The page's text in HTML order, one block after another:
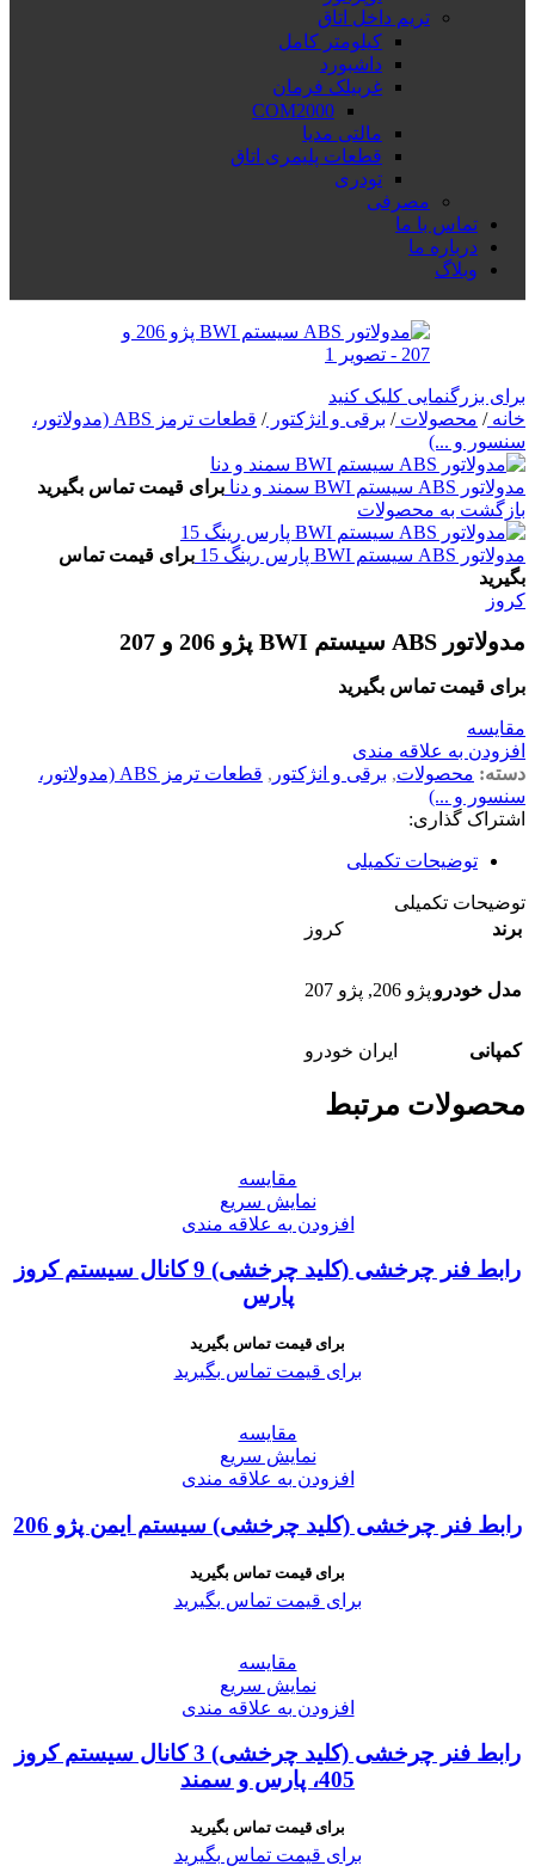
تریم داخل اتاق
کیلومتر کامل
داشبورد
غربیلک فرمان
COM2000
مالتی مدیا
قطعات پلیمری اتاق
تودری
مصرفی
تماس با ما
درباره ما
وبلاگ
برای بزرگنمایی کلیک کنید
خانه/ محصولات/ برقی و انژکتور/
قطعات ترمز ABS (مدولاتور،
سنسور و ...)
مدولاتور ABS سیستم BWI سمند و دنا
برای قیمت تماس بگیرید
بازگشت به محصولات
مدولاتور ABS سیستم BWI پارس رینگ 15
برای قیمت تماس
بگیرید
کروز
مدولاتور ABS سیستم BWI پژو 206 و 207
برای قیمت تماس بگیرید
مقايسه
افزودن به علاقه مندی
دسته: محصولات, برقی و انژکتور ,
قطعات ترمز ABS (مدولاتور،
سنسور و ...)
اشتراک گذاری:
توضیحات تکمیلی
توضیحات تکمیلی
برند
کروز
مدل خودرو پژو 206 , پژو 207
کمپانی ایران خودرو
محصولات مرتبط
مقايسه
نمایش سریع
افزودن به علاقه مندی
رابط فنر چرخشی (کلید چرخشی) 9 کانال سیستم کروز
پارس
برای قیمت تماس بگیرید
برای قیمت تماس بگیرید
مقايسه
نمایش سریع
افزودن به علاقه مندی
رابط فنر چرخشی (کلید چرخشی) سیستم ایمن پژو 206
برای قیمت تماس بگیرید
برای قیمت تماس بگیرید
مقايسه
نمایش سریع
افزودن به علاقه مندی
رابط فنر چرخشی (کلید چرخشی) 3 کانال سیستم کروز
405، پارس و سمند
برای قیمت تماس بگیرید
برای قیمت تماس بگیرید